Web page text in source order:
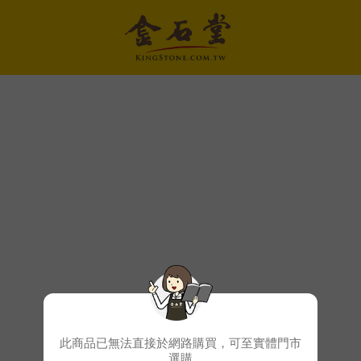
此商品已無法直接於網路購買，可至實體門市
選購